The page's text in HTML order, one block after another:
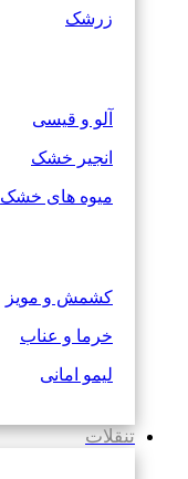
زرشک
آلو و قیسی
انجیر خشک
میوه های خشک
کشمش و مویز
خرما و عناب
لیمو امانی
تنقلات